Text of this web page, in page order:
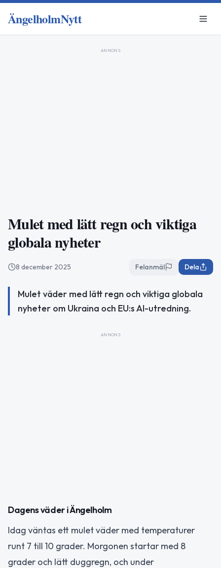
ÄngelholmNytt
ANNONS
Mulet med lätt regn och viktiga
globala nyheter
8 december 2025 Felanmäl Dela
Mulet väder med lätt regn och viktiga globala
nyheter om Ukraina och EU:s AI-utredning.
ANNONS
Dagens väder i Ängelholm
Idag väntas ett mulet väder med temperaturer
runt 7 till 10 grader. Morgonen startar med 8
grader och lätt duggregn, och under